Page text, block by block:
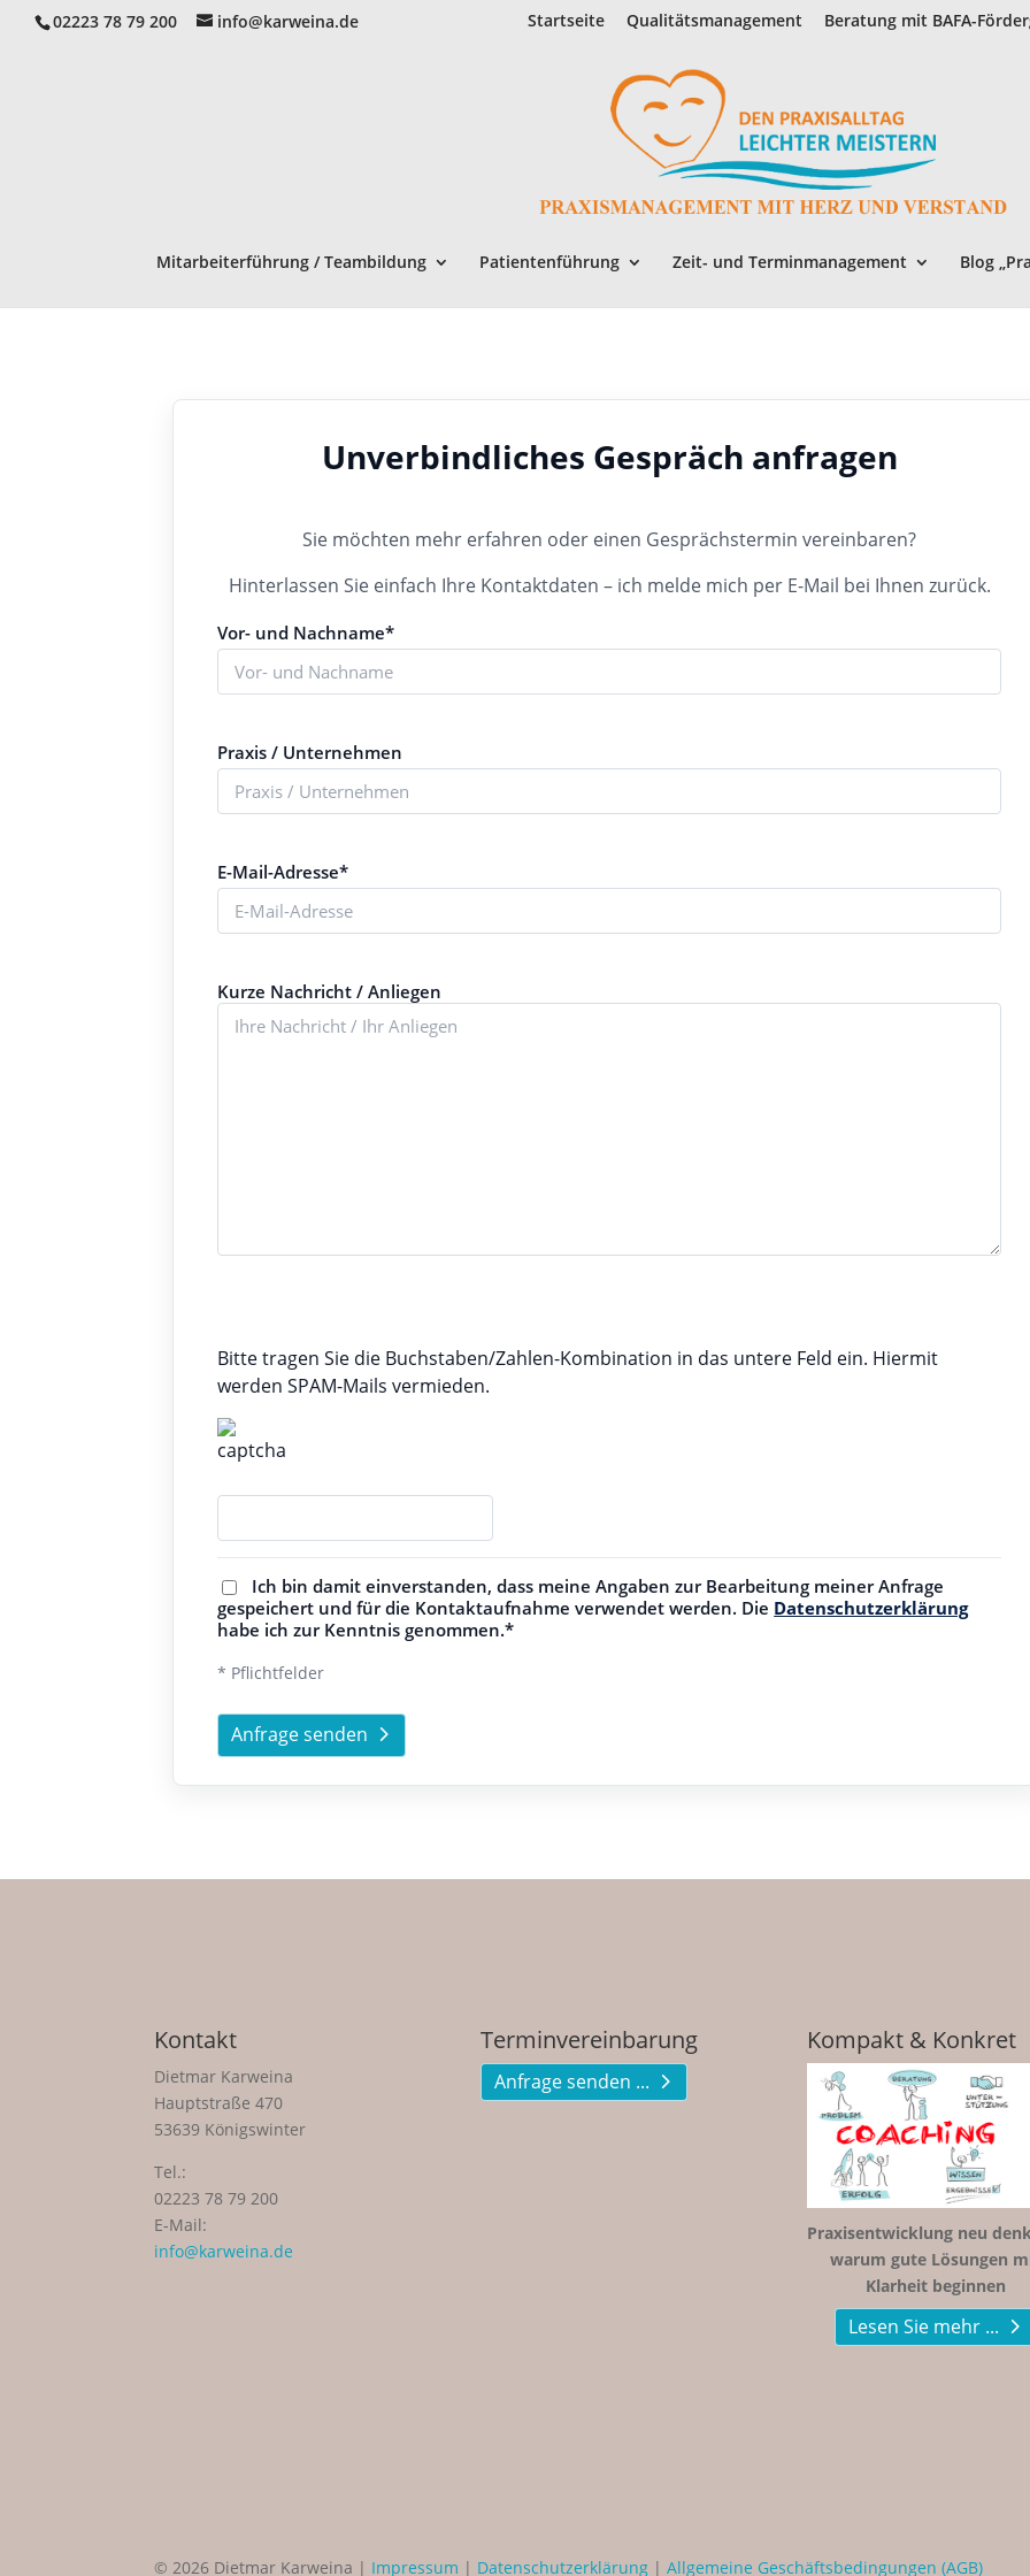
02223 78 79 200 info@karweina.de Startseite Qualitätsmanagement Beratung mit BAFA-
Mitarbeiterführung / Teambildung Patientenführung Zeit- und Terminmanagement Blog
Unverbindliches Gespräch anfragen
Sie möchten mehr erfahren oder einen Gesprächstermin vereinbaren?
Hinterlassen Sie einfach Ihre Kontaktdaten – ich melde mich per E-Mail bei Ihnen zurück.
Vor- und Nachname*
Praxis / Unternehmen
E-Mail-Adresse*
Kurze Nachricht / Anliegen
Bitte tragen Sie die Buchstaben/Zahlen-Kombination in das untere Feld ein. Hiermit
werden SPAM-Mails vermieden.
Ich bin damit einverstanden, dass meine Angaben zur Bearbeitung meiner Anfrage
gespeichert und für die Kontaktaufnahme verwendet werden. Die Datenschutzerklärung
habe ich zur Kenntnis genommen.*
* Pflichtfelder
Anfrage senden
Kontakt
Dietmar Karweina
Hauptstraße 470
53639 Königswinter
Tel.:
02223 78 79 200
E-Mail:
info@karweina.de
Terminvereinbarung
Anfrage senden ...
Kompakt & Konkret
Praxisentwicklung neu
warum gute Lösungen
Klarheit beginnen
Lesen Sie mehr ...
© 2026 Dietmar Karweina | Impressum | Datenschutzerklärung |Allgemeine Geschäftsbedingungen (AGB)